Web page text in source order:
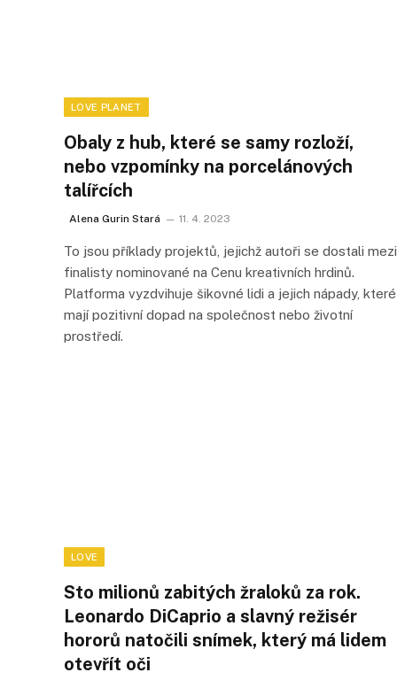
LOVE PLANET
Obaly z hub, které se samy rozloží,
nebo vzpomínky na porcelánových
talířcích
Alena Gurin Stará 11. 4. 2023
To jsou příklady projektů, jejichž autoři se dostali mezi
finalisty nominované na Cenu kreativních hrdinů.
Platforma vyzdvihuje šikovné lidi a jejich nápady, které
mají pozitivní dopad na společnost nebo životní
prostředí.
LOVE
Sto milionů zabitých žraloků za rok.
Leonardo DiCaprio a slavný režisér
hororů natočili snímek, který má lidem
otevřít oči